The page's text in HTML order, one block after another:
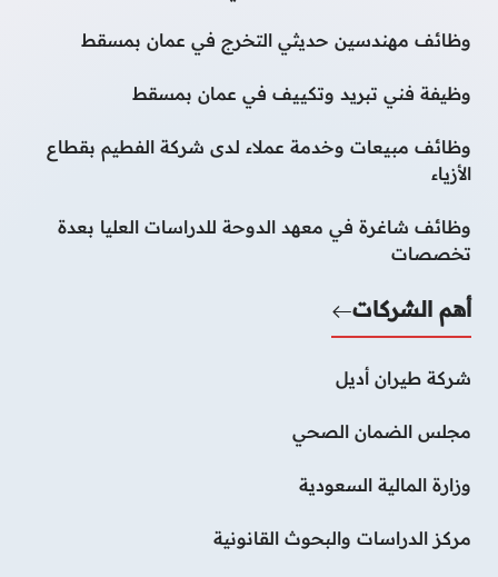
وظائف مهندسين حديثي التخرج في عمان بمسقط
وظيفة فني تبريد وتكييف في عمان بمسقط
وظائف مبيعات وخدمة عملاء لدى شركة الفطيم بقطاع
الأزياء
وظائف شاغرة في معهد الدوحة للدراسات العليا بعدة
تخصصات
أهم الشركات
شركة طيران أديل
مجلس الضمان الصحي
وزارة المالية السعودية
مركز الدراسات والبحوث القانونية